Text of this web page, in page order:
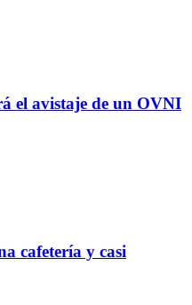
el avistaje de un OVNI
cafetería y casi